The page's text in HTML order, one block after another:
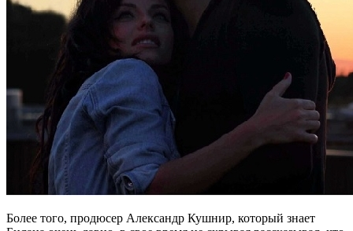
Более того, продюсер Александр Кушнир, который знает